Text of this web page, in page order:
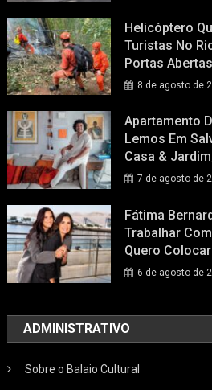
Helicóptero
Turistas No
Portas
8 de agosto de
Apartamento
Lemos Em
Casa &
7 de agosto de
Fátima
Trabalhar
Quero
6 de agosto de
ADMINISTRATIVO
Sobre o Balaio Cultural